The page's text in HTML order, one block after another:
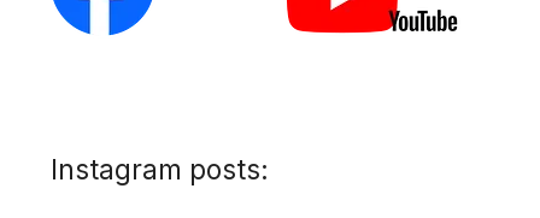
Instagram posts: